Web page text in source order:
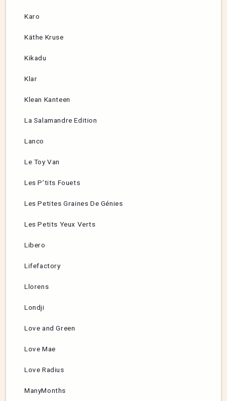
Karo
Käthe Kruse
Kikadu
Klar
Klean Kanteen
La Salamandre Edition
Lanco
Le Toy Van
Les P’tits Fouets
Les Petites Graines De Génies
Les Petits Yeux Verts
Libero
Lifefactory
Llorens
Londji
Love and Green
Love Mae
Love Radius
ManyMonths